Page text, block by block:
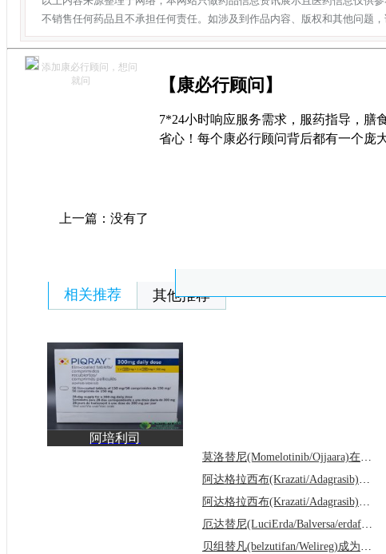
不销售任何药品且不承担任何责任。如涉及到作品内容、版权和其他问题
添加康必行顾问，想问
就问
【康必行顾问】
7*24小时响应服务需求，服药指导，膳
省心！每个康必行顾问背后都有一个庞
上一篇：没有了
相关推荐 其他推荐
阿培利司